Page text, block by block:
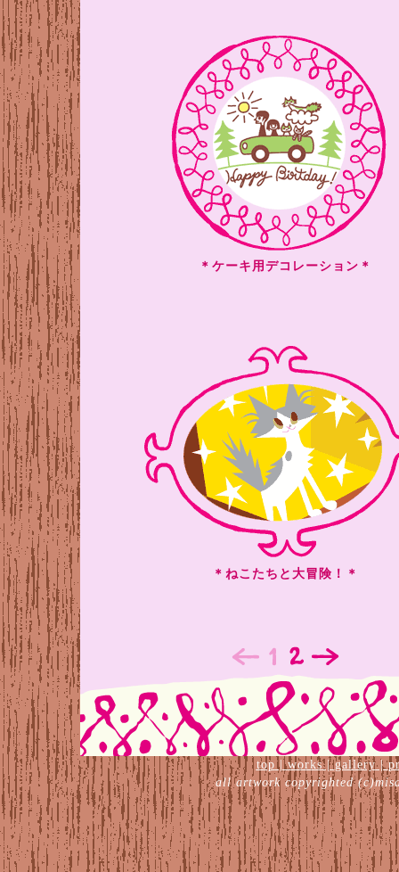
＊ケーキ用デコレーション＊
＊ねこたちと大冒険！＊
top |works| gallery|
all artwork copyrighted